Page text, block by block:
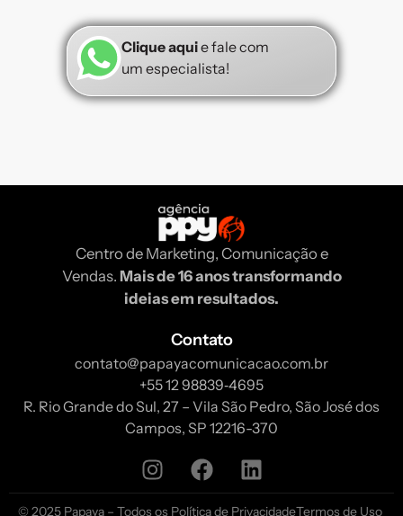
Clique aquie fale com
um especialista!
Centro de Marketing, Comunicação e
Vendas. Mais de 16 anos transformando
ideias em resultados.
Contato
contato@papayacomunicacao.com.br
‪+55 12 98839‑4695‬
R. Rio Grande do Sul, 27 – Vila São Pedro, São José dos
Campos, SP 12216-370
© 2025 Papaya – Todos os Política de PrivacidadeTermos de Uso